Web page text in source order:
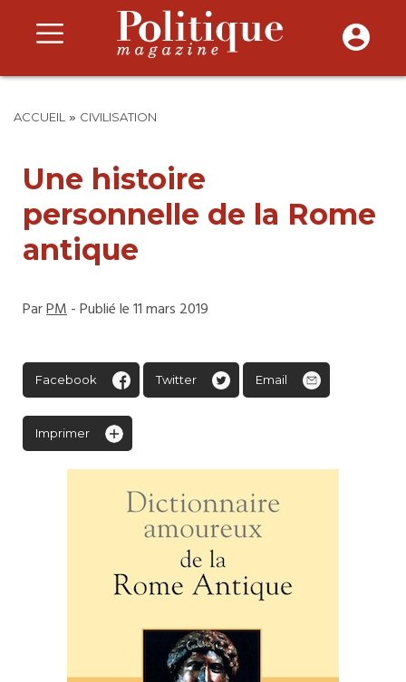
ACCUEIL » CIVILISATION
Une histoire
personnelle de la Rome
antique
ParPM- Publié le 11 mars 2019
Facebook Twitter Email
Imprimer